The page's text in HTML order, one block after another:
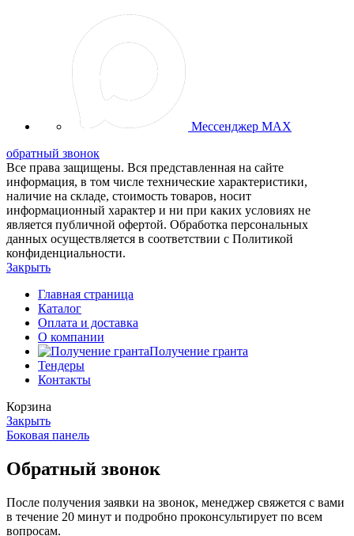
Мессенджер MAX
обратный звонок
Все права защищены. Вся представленная на сайте
информация, в том числе технические характеристики,
наличие на складе, стоимость товаров, носит
информационный характер и ни при каких условиях не
является публичной офертой. Обработка персональных
данных осуществляется в соответствии с Политикой
конфиденциальности.
Закрыть
Главная страница
Каталог
Оплата и доставка
О компании
Получение гранта
Тендеры
Контакты
Корзина
Закрыть
Боковая панель
Обратный звонок
После получения заявки на звонок, менеджер свяжется с вами
в течение 20 минут и подробно проконсультирует по всем
вопросам.